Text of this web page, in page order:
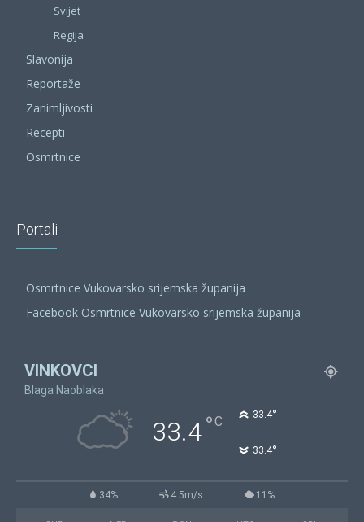
Svijet
Regija
Slavonija
Reportaže
Zanimljivosti
Recepti
Osmrtnice
Portali
Osmrtnice Vukovarsko srijemska županija
Facebook Osmrtnice Vukovarsko srijemska županija
VINKOVCI
Blaga Naoblaka
33.4°C 33.4°
33.4°
34% 4.5m/s 11%